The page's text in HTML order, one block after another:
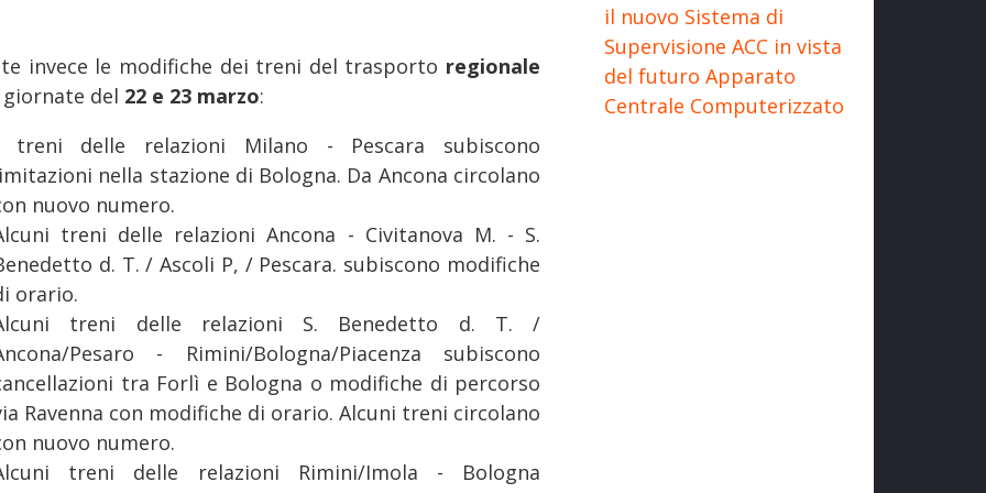
invece le modifiche dei treni del trasporto regionale
del 22 e 23 marzo:
treni delle relazioni Milano - Pescara subiscono
nella stazione di Bologna. Da Ancona circolano
nuovo numero.
treni delle relazioni Ancona - Civitanova M. - S.
d. T. / Ascoli P, / Pescara. subiscono modifiche
orario.
treni delle relazioni S. Benedetto d. T. /
Pesaro - Rimini/Bologna/Piacenza subiscono
tra Forlì e Bologna o modifiche di percorso
Ravenna con modifiche di orario. Alcuni treni circolano
nuovo numero.
treni delle relazioni Rimini/Imola - Bologna
il nuovo Sistema di
Supervisione ACC in vista
del futuro Apparato
Centrale Computerizzato